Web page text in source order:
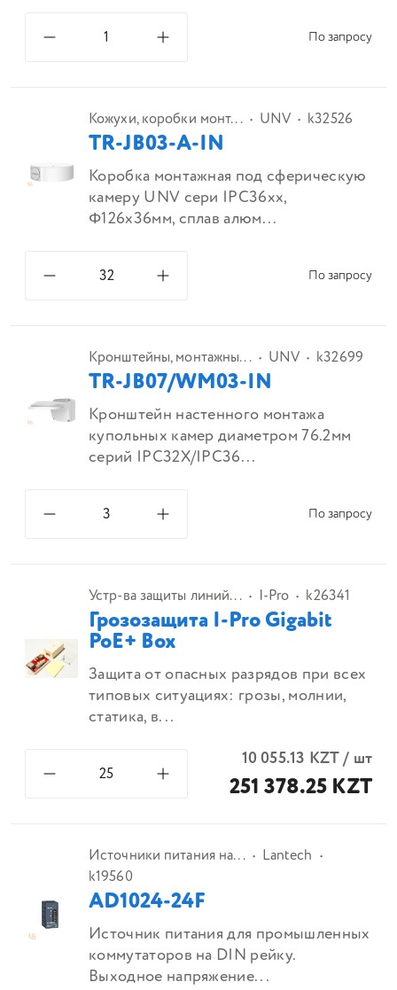
По запросу
Кожухи, коробки монт... UNV k32526
TR-JB03-A-IN
Коробка монтажная под сферическую
камеру UNV сери IPC36xx,
Φ126x36мм, сплав алюм...
По запросу
Кронштейны, монтажны... UNV k32699
TR-JB07/WM03-IN
Кронштейн настенного монтажа
купольных камер диаметром 76.2мм
серий IPC32X/IPC36...
По запросу
Устр-ва защиты линий... I-Pro k26341
Грозозащита I-Pro Gigabit
PoE+ Box
Защита от опасных разрядов при всех
типовых ситуациях: грозы, молнии,
статика, в...
10 055.13 KZT/ шт
251 378.25 KZT
Источники питания на...
Lantech
k19560
AD1024-24F
Источник питания для промышленных
коммутаторов на DIN рейку.
Выходное напряжение...